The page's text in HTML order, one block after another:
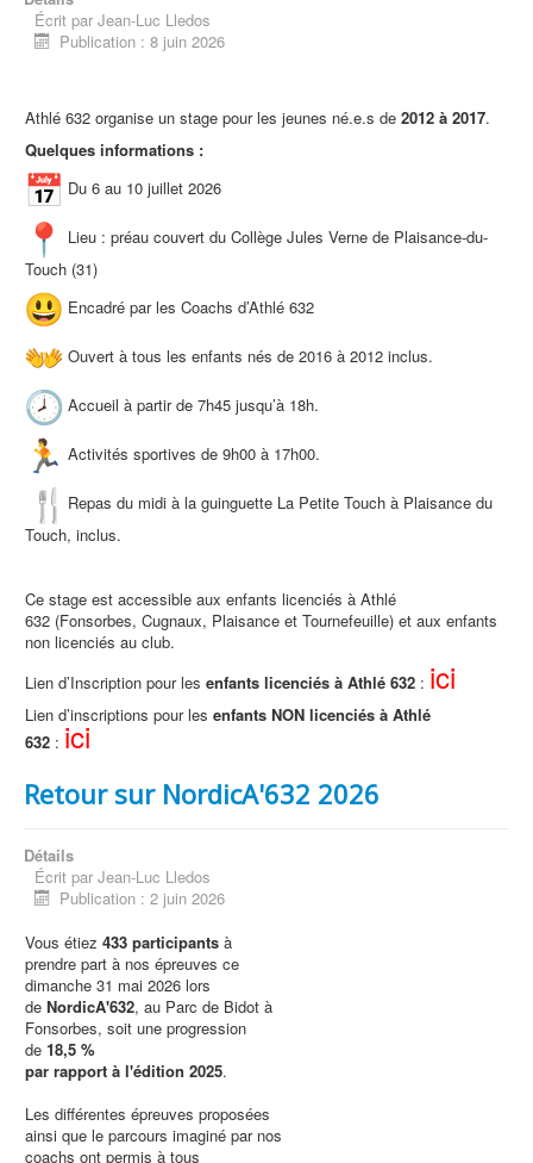
Écrit par Jean-Luc Lledos
Publication : 8 juin 2026
Athlé 632 organise un stage pour les jeunes né.e.s de 2012 à 2017.
Quelques informations :
Du 6 au 10 juillet 2026
Lieu : préau couvert du Collège Jules Verne de Plaisance-du-
Touch (31)
Encadré par les Coachs d’Athlé 632
Ouvert à tous les enfants nés de 2016 à 2012 inclus.
Accueil à partir de 7h45 jusqu’à 18h.
Activités sportives de 9h00 à 17h00.
Repas du midi à la guinguette La Petite Touch à Plaisance du
Touch, inclus.
Ce stage est accessible aux enfants licenciés à Athlé
632 (Fonsorbes, Cugnaux, Plaisance et Tournefeuille) et aux enfants
non licenciés au club.
Lien d’Inscription pour les enfants licenciés à Athlé 632 : ici
Lien d’inscriptions pour les enfants NON licenciés à Athlé
632 : ici
Retour sur NordicA'632 2026
Détails
Écrit par Jean-Luc Lledos
Publication : 2 juin 2026
Vous étiez 433 participants à
prendre part à nos épreuves ce
dimanche 31 mai 2026 lors
de NordicA'632, au Parc de Bidot à
Fonsorbes, soit une progression
de 18,5 %
par rapport à l'édition 2025.
Les différentes épreuves proposées
ainsi que le parcours imaginé par nos
coachs ont permis à tous